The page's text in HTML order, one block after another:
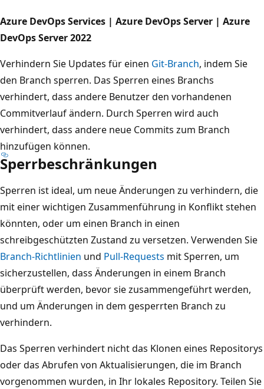
Azure DevOps Services | Azure DevOps Server | Azure
DevOps Server 2022
Verhindern Sie Updates für einen Git-Branch, indem Sie
den Branch sperren. Das Sperren eines Branchs
verhindert, dass andere Benutzer den vorhandenen
Commitverlauf ändern. Durch Sperren wird auch
verhindert, dass andere neue Commits zum Branch
hinzufügen können.
Sperrbeschränkungen
Sperren ist ideal, um neue Änderungen zu verhindern, die
mit einer wichtigen Zusammenführung in Konflikt stehen
könnten, oder um einen Branch in einen
schreibgeschützten Zustand zu versetzen. Verwenden Sie
Branch-Richtlinien und Pull-Requests mit Sperren, um
sicherzustellen, dass Änderungen in einem Branch
überprüft werden, bevor sie zusammengeführt werden,
und um Änderungen in dem gesperrten Branch zu
verhindern.
Das Sperren verhindert nicht das Klonen eines Repositorys
oder das Abrufen von Aktualisierungen, die im Branch
vorgenommen wurden, in Ihr lokales Repository. Teilen Sie